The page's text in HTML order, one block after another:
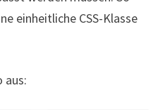
einheitliche CSS-Klasse
aus: